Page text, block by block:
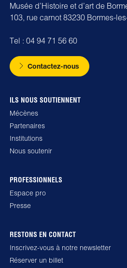
Musée d’Histoire et d’art de
103, rue carnot 83230 Bormes-
Tel : 04 94 71 56 60
Contactez-nous
ILS NOUS SOUTIENNENT
Mécènes
Partenaires
Institutions
Nous soutenir
PROFESSIONNELS
Espace pro
Presse
RESTONS EN CONTACT
Inscrivez-vous à notre newsletter
Réserver un billet